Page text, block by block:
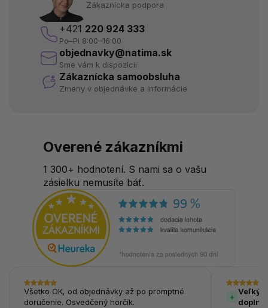
Zákaznícka podpora
+421 220 924 333
Po–Pi 8:00–16:00
objednavky@natima.sk
Sme vám k dispozícii
Zákaznícka samoobsluha
Zmeny v objednávke a informácie
Overené zákazníkmi
1 300+ hodnotení. S nami sa o vašu
zásielku nemusíte báť.
Všetko OK, od objednávky až po promptné
doručenie. Osvedčený horčík.
Veľký